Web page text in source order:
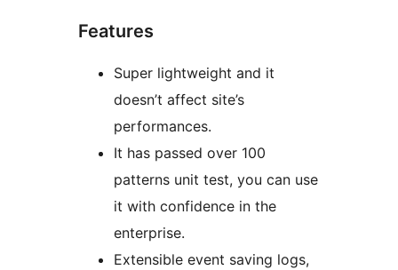
Features
Super lightweight and it
doesn’t affect site’s
performances.
It has passed over 100
patterns unit test, you can use
it with confidence in the
enterprise.
Extensible event saving logs,